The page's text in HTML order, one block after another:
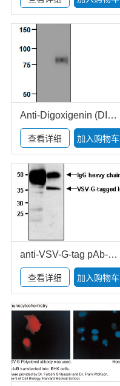
Anti-Digoxigenin (DIG) mAb
查看详细 加入购物车
anti-VSV-G-tag pAb-Agarose
查看详细 加入购物车